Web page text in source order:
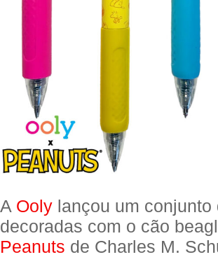
A Ooly lançou um conjunto
decoradas com o cão
Peanuts de Charles M.